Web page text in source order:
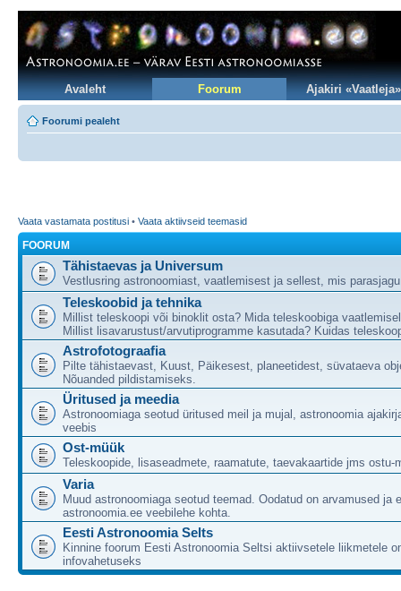
Avaleht Foorum Ajakiri «Vaatleja»
Foorumi pealeht
Vaata vastamata postitusi • Vaata aktiivseid teemasid
FOORUM
Tähistaevas ja Universum
Vestlusring astronoomiast, vaatlemisest ja sellest, mis
Teleskoobid ja tehnika
Millist teleskoopi või binoklit osta? Mida teleskoobiga
Millist lisavarustust/arvutiprogramme kasutada? Kuidas
Astrofotograafia
Pilte tähistaevast, Kuust, Päikesest, planeetidest, süvataeva
Nõuanded pildistamiseks.
Üritused ja meedia
Astronoomiaga seotud üritused meil ja mujal, astronoomia
veebis
Ost-müük
Teleskoopide, lisaseadmete, raamatute, taevakaartide jms ostu-
Varia
Muud astronoomiaga seotud teemad. Oodatud on arvamused ja
astronoomia.ee veebilehe kohta.
Eesti Astronoomia Selts
Kinnine foorum Eesti Astronoomia Seltsi aktiivsetele liikmetele
infovahetuseks